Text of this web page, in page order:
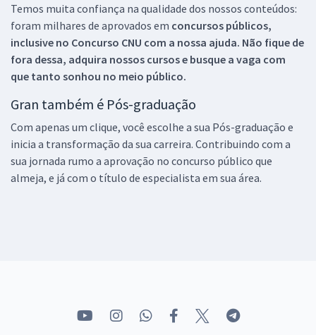
Temos muita confiança na qualidade dos nossos conteúdos:
foram milhares de aprovados em concursos públicos,
inclusive no Concurso CNU com a nossa ajuda. Não fique de
fora dessa, adquira nossos cursos e busque a vaga com
que tanto sonhou no meio público.
Gran também é Pós-graduação
Com apenas um clique, você escolhe a sua Pós-graduação e
inicia a transformação da sua carreira. Contribuindo com a
sua jornada rumo a aprovação no concurso público que
almeja, e já com o título de especialista em sua área.